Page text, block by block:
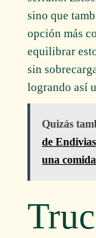
sino que
opción más
equilibrar
sin
logrando así
Quizás
de
una